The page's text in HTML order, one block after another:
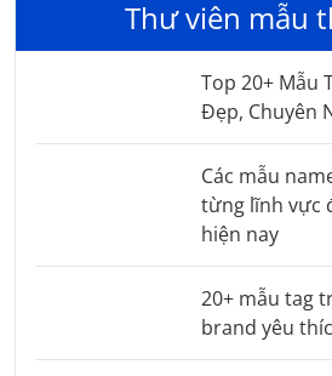
Thư viên mẫu
Top 20+ Mẫu
Đẹp, Chuyên
Các mẫu
từng lĩnh vực
hiện nay
20+ mẫu tag
brand yêu